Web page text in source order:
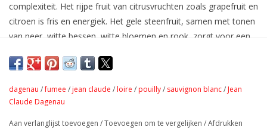
complexiteit. Het rijpe fruit van citrusvruchten zoals grapefruit en
citroen is fris en energiek. Het gele steenfruit, samen met tonen
van peer, witte bessen, witte bloemen en rook, zorgt voor een
vuursteennoot die zo kenmerkend is voor Pouilly Fumé. Dit
opwekkend en verkwikkend is. Een perfecte begeleider van
dagenau /fumee / jean claude / loire / pouilly/ sauvignon blanc/Jean
Claude Dagenau
Aan verlanglijst toevoegen /Toevoegen om te vergelijken /Afdrukken